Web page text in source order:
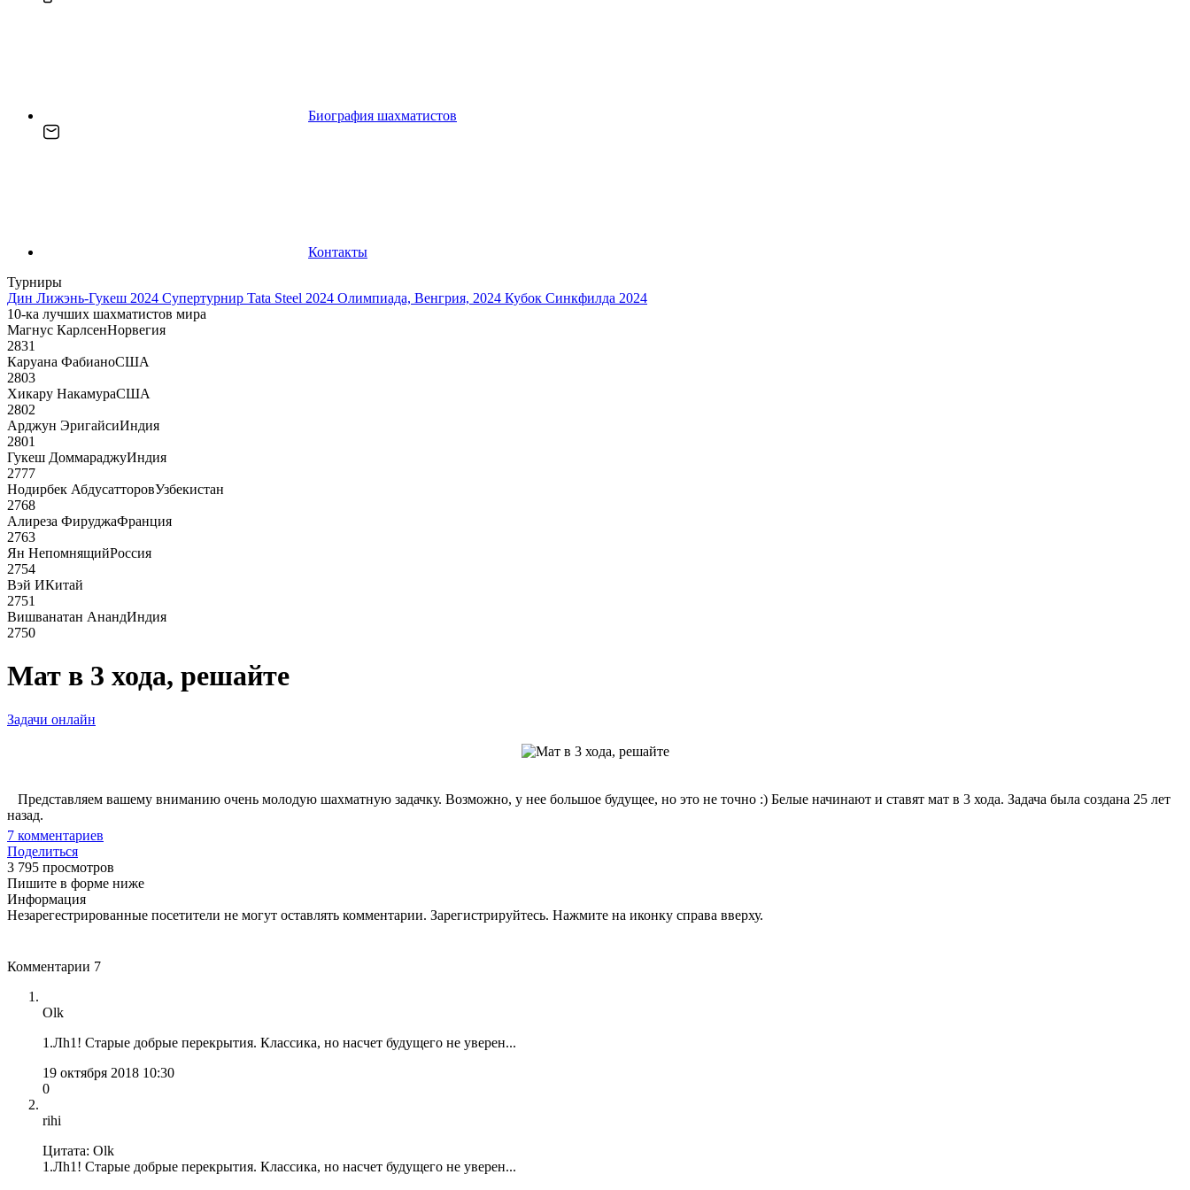
Биография шахматистов
Контакты
Турниры
Дин Лижэнь-Гукеш 2024 Супертурнир Tata Steel 2024 Олимпиада, Венгрия, 2024 Кубок Синкфилда 2024
10-ка лучших шахматистов мира
Магнус КарлсенНорвегия
2831
Каруана ФабианоСША
2803
Хикару НакамураСША
2802
Арджун ЭригайсиИндия
2801
Гукеш ДоммараджуИндия
2777
Нодирбек АбдусатторовУзбекистан
2768
Алиреза ФируджаФранция
2763
Ян НепомнящийРоссия
2754
Вэй ИКитай
2751
Вишванатан АнандИндия
2750
Мат в 3 хода, решайте
Задачи онлайн
Представляем вашему вниманию очень молодую шахматную задачку. Возможно, у нее большое будущее, но это не точно :) Белые начинают и ставят мат в 3 хода. Задача была создана 25 лет
назад.
7 комментариев
Поделиться
3 795 просмотров
Пишите в форме ниже
Информация
Незарегестрированные посетители не могут оставлять комментарии. Зарегистрируйтесь. Нажмите на иконку справа вверху.
Комментарии 7
Olk
1.Лh1! Старые добрые перекрытия. Классика, но насчет будущего не уверен...
19 октября 2018 10:30
0
rihi
Цитата: Olk
1.Лh1! Старые добрые перекрытия. Классика, но насчет будущего не уверен...